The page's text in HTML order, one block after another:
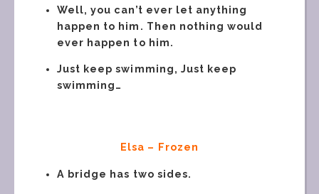
Well, you can’t ever let anything
happen to him. Then nothing would
ever happen to him.
Just keep swimming, Just keep
swimming…
Elsa – Frozen
A bridge has two sides.